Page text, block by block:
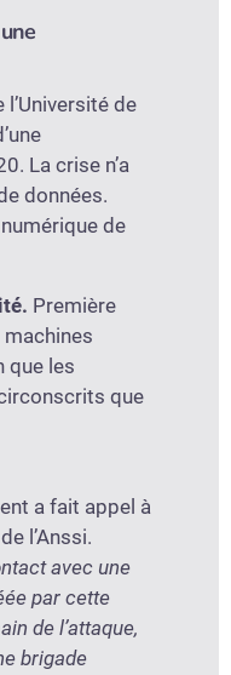
l’Université de
La crise n’a
données.
de
Première
que les
que
a fait appel à
l’Anssi.
avec une
par cette
de l’attaque,
brigade